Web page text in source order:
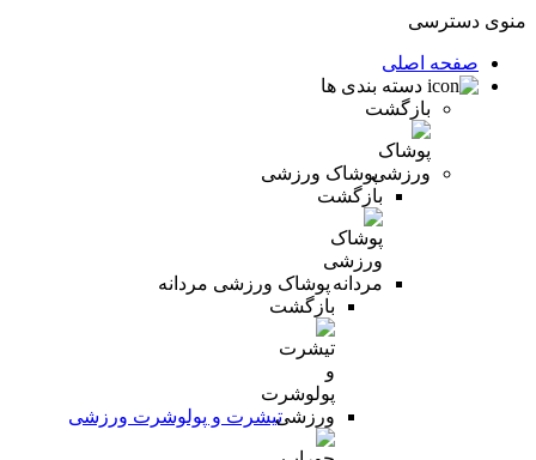
منوی دسترسی
صفحه اصلی
دسته بندی ها
بازگشت
پوشاک ورزشی
بازگشت
پوشاک ورزشی مردانه
بازگشت
تیشرت و پولوشرت ورزشی